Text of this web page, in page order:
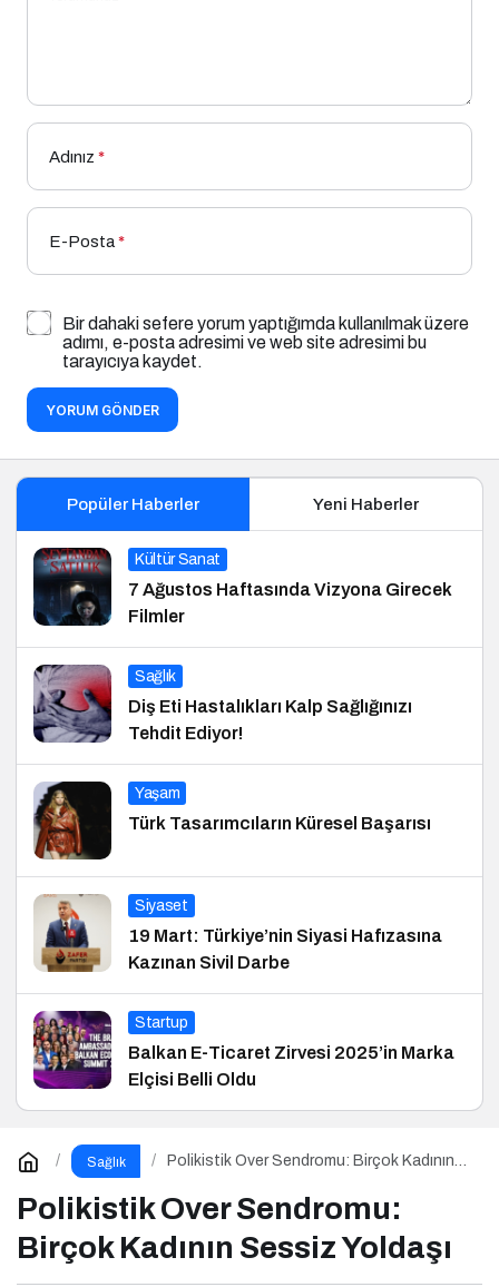
Adınız *
E-Posta*
Bir dahaki sefere yorum yaptığımda kullanılmak üzere
adımı, e-posta adresimi ve web site adresimi bu
tarayıcıya kaydet.
YORUM GÖNDER
Popüler Haberler Yeni Haberler
Kültür Sanat
7 Ağustos Haftasında Vizyona Girecek
Filmler
Sağlık
Diş Eti Hastalıkları Kalp Sağlığınızı
Tehdit Ediyor!
Yaşam
Türk Tasarımcıların Küresel Başarısı
Siyaset
19 Mart: Türkiye’nin Siyasi Hafızasına
Kazınan Sivil Darbe
Startup
Balkan E-Ticaret Zirvesi 2025’in Marka
Elçisi Belli Oldu
Sağlık
Polikistik Over Sendromu: Birçok Kadının
Polikistik Over Sendromu:
Birçok Kadının Sessiz Yoldaşı